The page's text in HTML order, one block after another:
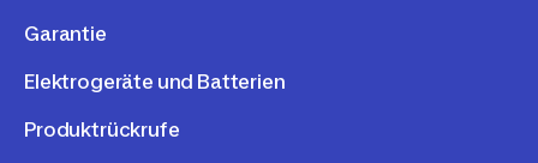
Garantie
Elektrogeräte und Batterien
Produktrückrufe